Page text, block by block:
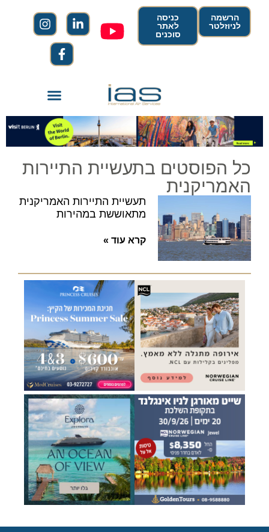
הרשמה
לניוזלטר
כניסה
לאתר
סוכנים
כל הפוסטים בתעשיית התיירות
האמריקנית
תעשיית התיירות האמריקנית
מתאוששת במהירות
קרא עוד »